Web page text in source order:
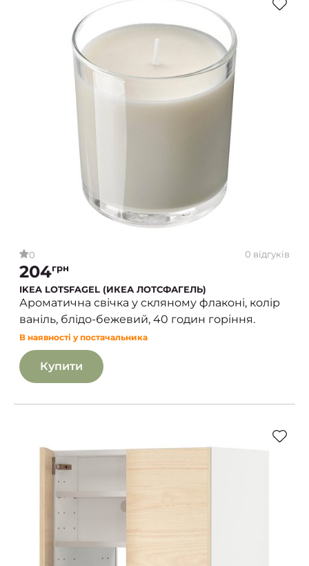
0 0 відгуків
204грн
IKEA LOTSFAGEL (ИКЕА ЛОТСФАГЕЛЬ)
Ароматична свічка у скляному флаконі, колір
ваніль, блідо-бежевий, 40 годин горіння.
В наявності у постачальника
Купити